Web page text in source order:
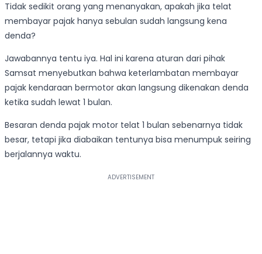
Tidak sedikit orang yang menanyakan, apakah jika telat
membayar pajak hanya sebulan sudah langsung kena
denda?
Jawabannya tentu iya. Hal ini karena aturan dari pihak
Samsat menyebutkan bahwa keterlambatan membayar
pajak kendaraan bermotor akan langsung dikenakan denda
ketika sudah lewat 1 bulan.
Besaran denda pajak motor telat 1 bulan sebenarnya tidak
besar, tetapi jika diabaikan tentunya bisa menumpuk seiring
berjalannya waktu.